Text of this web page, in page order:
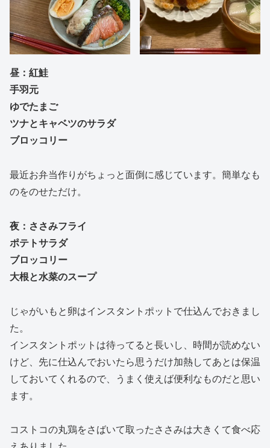
昼： 紅鮭
手羽元
ゆでたまご
ツナとキャベツのサラダ
ブロッコリー
最近お弁当作りがちょっと面倒に感じています。簡単なも
のをのせただけ。
夜：ささみフライ
ポテトサラダ
ブロッコリー
大根と水菜のスープ
じゃがいもと卵はインスタントポットで仕込んでおきまし
た。
インスタントポットは待ってると長いし、時間が読めない
けど、先に仕込んでおいたら思うだけ加熱してあとは保温
しておいてくれるので、うまく使えば便利なものだと思い
ます。
コストコの丸鶏をさばいて取ったささみは大きくて食べ応